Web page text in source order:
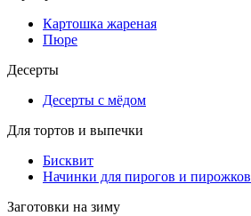
Картошка жареная
Пюре
Десерты
Десерты с мёдом
Для тортов и выпечки
Бисквит
Начинки для пирогов и пирожков
Заготовки на зиму